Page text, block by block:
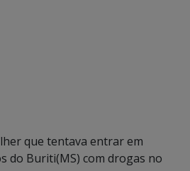
que tentava entrar em
do Buriti(MS) com drogas no